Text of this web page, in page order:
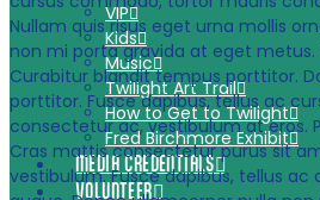
VIP
Kids
Music
Twilight Art Trail
How to Get to Twilight
Fred Birchmore Exhibit
MEDIA CREDENTIALS
VOLUNTEER
Nullam quis risus eget urna mollis
non mi porta gravida at eget
Curabitur blandit tempus porttitor.
porttitor. Fusce dapibus, tellus ac
consectetur ac, vestibulum at eros.
Cras mattis consectetur purus sit
vestibulum. Fusce dapibus, tellus